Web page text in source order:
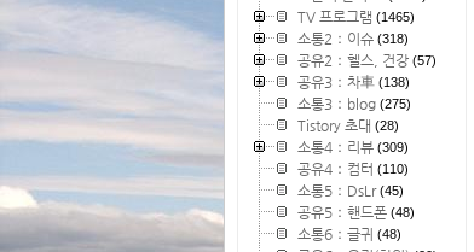
TV 프로그램 (1465)
소통2：이슈(318)
공유2：헬스, 건강(57)
공유3：차車(138)
소통3：blog(275)
Tistory 초대 (28)
소통4：리뷰(309)
공유4：컴터 (110)
소통5：DsLr(45)
공유5：핸드폰(48)
소통6：글귀 (48)